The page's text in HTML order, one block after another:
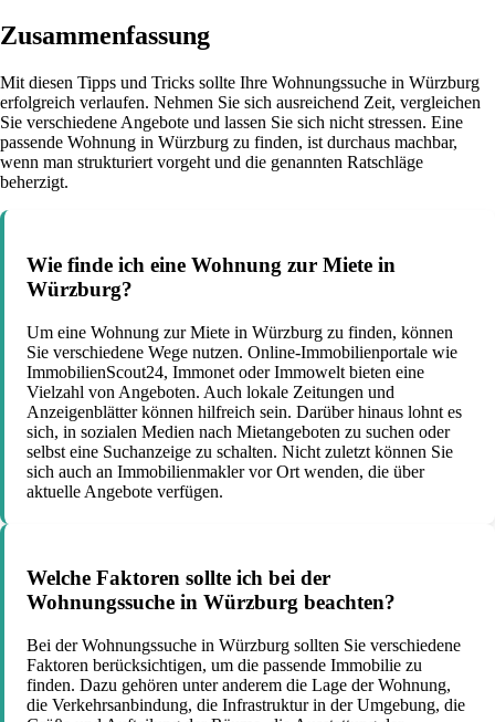
Zusammenfassung
Mit diesen Tipps und Tricks sollte Ihre Wohnungssuche in Würzburg
erfolgreich verlaufen. Nehmen Sie sich ausreichend Zeit, vergleichen
Sie verschiedene Angebote und lassen Sie sich nicht stressen. Eine
passende Wohnung in Würzburg zu finden, ist durchaus machbar,
wenn man strukturiert vorgeht und die genannten Ratschläge
beherzigt.
Wie finde ich eine Wohnung zur Miete in
Würzburg?
Um eine Wohnung zur Miete in Würzburg zu finden, können
Sie verschiedene Wege nutzen. Online-Immobilienportale wie
ImmobilienScout24, Immonet oder Immowelt bieten eine
Vielzahl von Angeboten. Auch lokale Zeitungen und
Anzeigenblätter können hilfreich sein. Darüber hinaus lohnt es
sich, in sozialen Medien nach Mietangeboten zu suchen oder
selbst eine Suchanzeige zu schalten. Nicht zuletzt können Sie
sich auch an Immobilienmakler vor Ort wenden, die über
aktuelle Angebote verfügen.
Welche Faktoren sollte ich bei der
Wohnungssuche in Würzburg beachten?
Bei der Wohnungssuche in Würzburg sollten Sie verschiedene
Faktoren berücksichtigen, um die passende Immobilie zu
finden. Dazu gehören unter anderem die Lage der Wohnung,
die Verkehrsanbindung, die Infrastruktur in der Umgebung, die